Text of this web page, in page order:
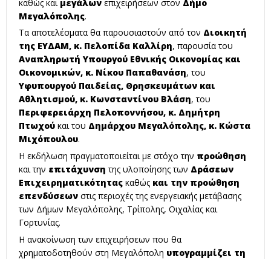
καθώς και μεγάλων επιχειρήσεων στον Δήμο
Μεγαλόπολης.
Τα αποτελέσματα θα παρουσιαστούν από τον Διοικητή
της ΕΥΔΑΜ, κ. Πελοπίδα Καλλίρη, παρουσία του
Αναπληρωτή Υπουργού Εθνικής Οικονομίας και
Οικονομικών, κ. Νίκου Παπαθανάση, του
Υφυπουργού Παιδείας, Θρησκευμάτων και
Αθλητισμού, κ. Κωνσταντίνου Βλάση, του
Περιφερειάρχη Πελοποννήσου, κ. Δημήτρη
Πτωχού και του Δημάρχου Μεγαλόπολης, κ. Κώστα
Μιχόπουλου.
Η εκδήλωση πραγματοποιείται με στόχο την προώθηση
και την επιτάχυνση της υλοποίησης των Δράσεων
Επιχειρηματικότητας καθώς και την προώθηση
επενδύσεων στις περιοχές της ενεργειακής μετάβασης
των Δήμων Μεγαλόπολης, Τρίπολης, Οιχαλίας και
Γορτυνίας.
Η ανακοίνωση των επιχειρήσεων που θα
χρηματοδοτηθούν στη Μεγαλόπολη υπογραμμίζει τη